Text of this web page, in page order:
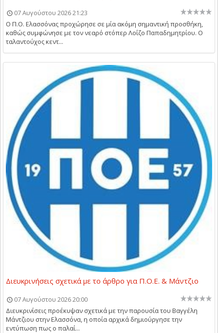
07 Αυγούστου 2026 21:23
Ο Π.Ο. Ελασσόνας προχώρησε σε μία ακόμη σημαντική προσθήκη,
καθώς συμφώνησε με τον νεαρό στόπερ Λοΐζο Παπαδημητρίου. Ο
ταλαντούχος κεντ...
Διευκρινήσεις σχετικά με το άρθρο για Π.Ο.Ε. & Μάντζιο
07 Αυγούστου 2026 20:00
Διευκρινίσεις προέκυψαν σχετικά με την παρουσία του Βαγγέλη
Μάντζιου στην Ελασσόνα, η οποία αρχικά δημιούργησε την
εντύπωση πως ο παλαί...